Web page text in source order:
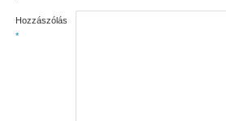
Hozzászólás
*